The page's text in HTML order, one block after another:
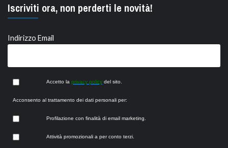
Iscriviti ora, non perderti le novità!
Indirizzo Email
Accetto la privacy policy del sito.
Acconsento al trattamento dei dati personali per:
Profilazione con finalità di email marketing.
Attività promozionali a per conto terzi.